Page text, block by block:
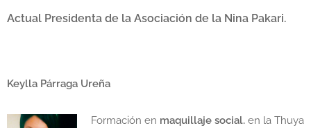
Actual Presidenta de la Asociación de la Nina Pakari.
Keylla Párraga Ureña
Formación en maquillaje social.en la Thuya